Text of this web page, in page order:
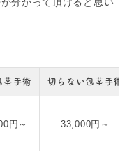
茎手術 切らない包茎手術
円～ 33,000円～